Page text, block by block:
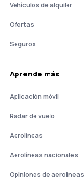
Vehículos de alquiler
Ofertas
Seguros
Aprende más
Aplicación móvil
Radar de vuelo
Aerolíneas
Aerolíneas nacionales
Opiniones de aerolíneas